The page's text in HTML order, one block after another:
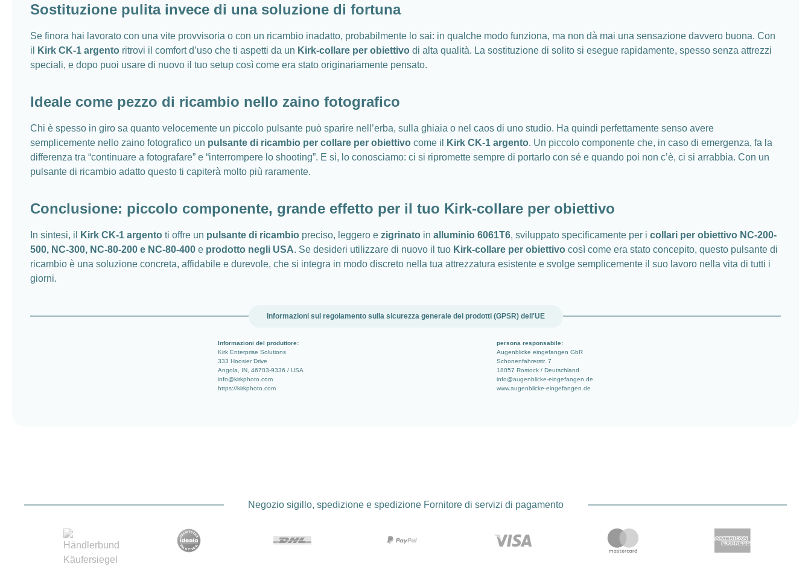
Sostituzione pulita invece di una soluzione di fortuna
Se finora hai lavorato con una vite provvisoria o con un ricambio inadatto, probabilmente lo sai: in qualche modo funziona, ma non dà mai una sensazione davvero buona. Con
il
Kirk CK-1 argento ritrovi il comfort d’uso che ti aspetti da un Kirk-collare per obiettivo di alta qualità. La sostituzione di solito si esegue rapidamente, spesso senza attrezzi
speciali, e dopo puoi usare di nuovo il tuo setup così come era stato originariamente pensato.
Ideale come pezzo di ricambio nello zaino fotografico
Chi è spesso in giro sa quanto velocemente un piccolo pulsante può sparire nell’erba, sulla ghiaia o nel caos di uno studio. Ha quindi perfettamente senso avere
semplicemente nello zaino fotografico un pulsante di ricambio per collare per obiettivo come il Kirk CK-1 argento. Un piccolo componente che, in caso di emergenza, fa la
differenza tra “continuare a fotografare” e “interrompere lo shooting”. E sì, lo conosciamo: ci si ripromette sempre di portarlo con sé e quando poi non c’è, ci si arrabbia. Con un
pulsante di ricambio adatto questo ti capiterà molto più raramente.
Conclusione: piccolo componente, grande effetto per il tuo Kirk-collare per obiettivo
In sintesi, il Kirk CK-1 argento ti offre un pulsante di ricambio preciso, leggero e zigrinato in alluminio 6061T6, sviluppato specificamente per i collari per obiettivo NC-200-
500, NC-300, NC-80-200 e NC-80-400 e prodotto negli USA. Se desideri utilizzare di nuovo il tuo Kirk-collare per obiettivo così come era stato concepito, questo pulsante di
ricambio è una soluzione concreta, affidabile e durevole, che si integra in modo discreto nella tua attrezzatura esistente e svolge semplicemente il suo lavoro nella vita di tutti i
giorni.
Informazioni sul regolamento sulla sicurezza generale dei prodotti (GPSR) dell'UE
Informazioni del produttore:
Kirk Enterprise Solutions
333 Hoosier Drive
Angola, IN, 46703-9336 / USA
info@kirkphoto.com
https://kirkphoto.com
persona responsabile:
Augenblicke eingefangen GbR
Schonenfahrerstr. 7
18057 Rostock / Deutschland
info@augenblicke-eingefangen.de
www.augenblicke-eingefangen.de
Negozio sigillo, spedizione e spedizione Fornitore di servizi di pagamento